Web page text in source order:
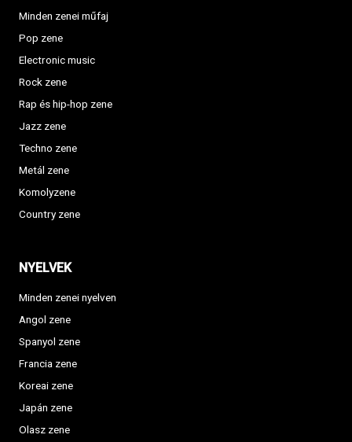
Minden zenei műfaj
Pop zene
Electronic music
Rock zene
Rap és hip-hop zene
Jazz zene
Techno zene
Metál zene
Komolyzene
Country zene
NYELVEK
Minden zenei nyelven
Angol zene
Spanyol zene
Francia zene
Koreai zene
Japán zene
Olasz zene